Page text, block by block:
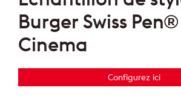
Burger Swiss Pen®
Cinema
Configurez ici